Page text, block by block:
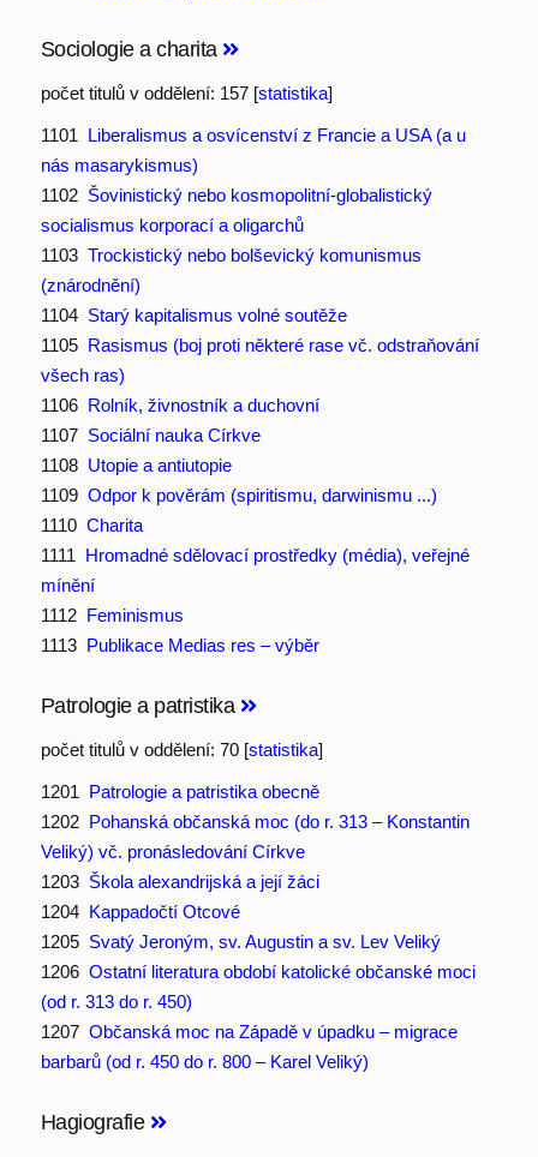
Sociologie a charita
počet titulů v oddělení: 157 [statistika]
1101 Liberalismus a osvícenství z Francie a USA (a u
nás masarykismus)
1102 Šovinistický nebo kosmopolitní-globalistický
socialismus korporací a oligarchů
1103 Trockistický nebo bolševický komunismus
(znárodnění)
1104 Starý kapitalismus volné soutěže
1105 Rasismus (boj proti některé rase vč. odstraňování
všech ras)
1106 Rolník, živnostník a duchovní
1107 Sociální nauka Církve
1108 Utopie a antiutopie
1109 Odpor k pověrám (spiritismu, darwinismu ...)
1110 Charita
1111 Hromadné sdělovací prostředky (média), veřejné
mínění
1112 Feminismus
1113 Publikace Medias res – výběr
Patrologie a patristika
počet titulů v oddělení: 70 [statistika]
1201 Patrologie a patristika obecně
1202 Pohanská občanská moc (do r. 313 – Konstantin
Veliký) vč. pronásledování Církve
1203 Škola alexandrijská a její žáci
1204 Kappadočtí Otcové
1205 Svatý Jeroným, sv. Augustin a sv. Lev Veliký
1206 Ostatní literatura období katolické občanské moci
(od r. 313 do r. 450)
1207 Občanská moc na Západě v úpadku – migrace
barbarů (od r. 450 do r. 800 – Karel Veliký)
Hagiografie